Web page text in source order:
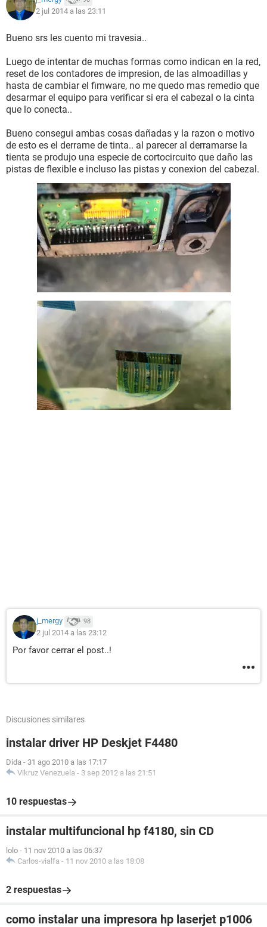
2 jul 2014 a las 23:11
Bueno srs les cuento mi travesia..
Luego de intentar de muchas formas como indican en la red,
reset de los contadores de impresion, de las almoadillas y
hasta de cambiar el fimware, no me quedo mas remedio que
desarmar el equipo para verificar si era el cabezal o la cinta
que lo conecta..
Bueno consegui ambas cosas dañadas y la razon o motivo
de esto es el derrame de tinta.. al parecer al derramarse la
tienta se produjo una especie de cortocircuito que daño las
pistas de flexible e incluso las pistas y conexion del cabezal.
j_mergy 98
2 jul 2014 a las 23:12
Por favor cerrar el post..!
Discusiones similares
instalar driver HP Deskjet F4480
Dida - 31 ago 2010 a las 17:17
Vikruz Venezuela - 3 sep 2012 a las 21:51
10 respuestas
instalar multifuncional hp f4180, sin CD
lolo - 11 nov 2010 a las 06:37
Carlos-vialfa - 11 nov 2010 a las 18:08
2 respuestas
como instalar una impresora hp laserjet p1006